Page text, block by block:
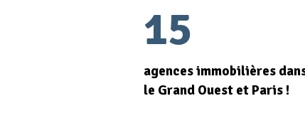
15
agences immobilières
le Grand Ouest et Paris !